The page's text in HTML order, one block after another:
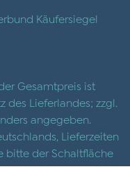
Gesamtpreis ist
Lieferlandes; zzgl.
angegeben.
Lieferzeiten
bitte der Schaltfläche